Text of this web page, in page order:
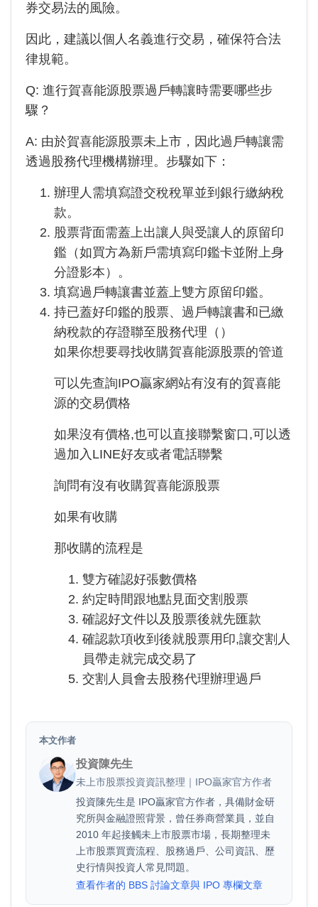
券交易法的風險。
因此，建議以個人名義進行交易，確保符合法
律規範。
Q: 進行賀喜能源股票過戶轉讓時需要哪些步
驟？
A: 由於賀喜能源股票未上市，因此過戶轉讓需
透過股務代理機構辦理。步驟如下：
辦理人需填寫證交稅稅單並到銀行繳納稅
款。
股票背面需蓋上出讓人與受讓人的原留印
鑑（如買方為新戶需填寫印鑑卡並附上身
分證影本）。
填寫過戶轉讓書並蓋上雙方原留印鑑。
持已蓋好印鑑的股票、過戶轉讓書和已繳
納稅款的存證聯至股務代理（ ）
如果你想要尋找收購賀喜能源股票的管道
可以先查詢IPO贏家網站有沒有的賀喜能
源的交易價格
如果沒有價格,也可以直接聯繫窗口,可以透
過加入LINE好友或者電話聯繫
詢問有沒有收購賀喜能源股票
如果有收購
那收購的流程是
雙方確認好張數價格
約定時間跟地點見面交割股票
確認好文件以及股票後就先匯款
確認款項收到後就股票用印,讓交割人
員帶走就完成交易了
交割人員會去股務代理辦理過戶
本文作者
投資陳先生
未上市股票投資資訊整理｜IPO贏家官方作者
投資陳先生是 IPO贏家官方作者，具備財金研
究所與金融證照背景，曾任券商營業員，並自
2010 年起接觸未上市股票市場，長期整理未
上市股票買賣流程、股務過戶、公司資訊、歷
史行情與投資人常見問題。
查看作者的 BBS 討論文章與 IPO 專欄文章